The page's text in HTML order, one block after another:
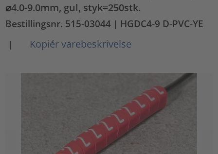
⌀4.0-9.0mm, gul, styk=250stk.
Bestillingsnr. 515-03044 | HGDC4-9 D-PVC-YE
|
Kopiér varebeskrivelse